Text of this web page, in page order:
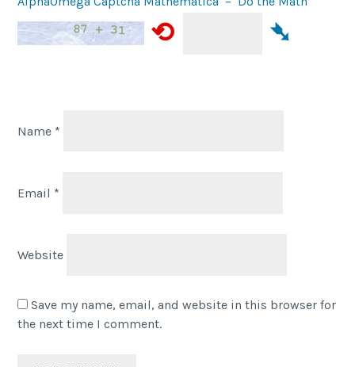
⟲ ➴
Name *
Email *
Website
Save my name, email, and website in this browser for
the next time I comment.